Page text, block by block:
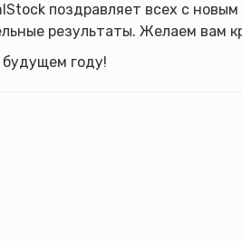
поздравляет всех с
результаты. Желаем вам
будущем году!